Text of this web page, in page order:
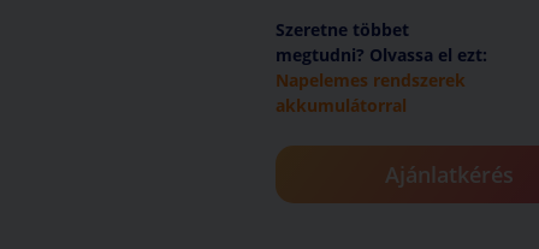
Szeretne többet
megtudni? Olvassa el ezt:
Napelemes rendszerek
akkumulátorral
Ajánlatkérés